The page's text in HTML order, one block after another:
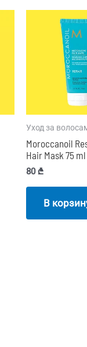
Уход за
Moroccanoil
Hair Mask 75 ml
80₾
В